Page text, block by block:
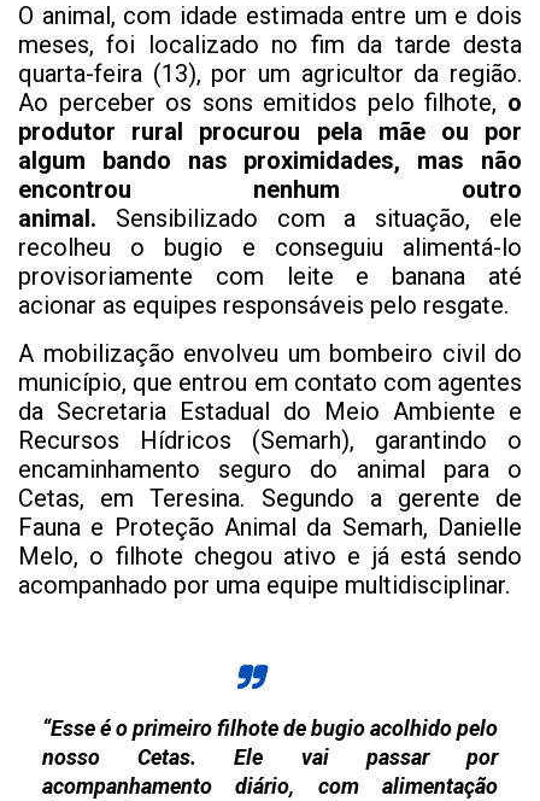
O animal, com idade estimada entre um e dois
meses, foi localizado no fim da tarde desta
quarta-feira (13), por um agricultor da região.
Ao perceber os sons emitidos pelo filhote, o
produtor rural procurou pela mãe ou por
algum bando nas proximidades, mas não
encontrou nenhum outro
animal. Sensibilizado com a situação, ele
recolheu o bugio e conseguiu alimentá-lo
provisoriamente com leite e banana até
acionar as equipes responsáveis pelo resgate.
A mobilização envolveu um bombeiro civil do
município, que entrou em contato com agentes
da Secretaria Estadual do Meio Ambiente e
Recursos Hídricos (Semarh), garantindo o
encaminhamento seguro do animal para o
Cetas, em Teresina. Segundo a gerente de
Fauna e Proteção Animal da Semarh, Danielle
Melo, o filhote chegou ativo e já está sendo
acompanhado por uma equipe multidisciplinar.
“Esse é o primeiro filhote de bugio acolhido pelo
nosso Cetas. Ele vai passar por
acompanhamento diário, com alimentação